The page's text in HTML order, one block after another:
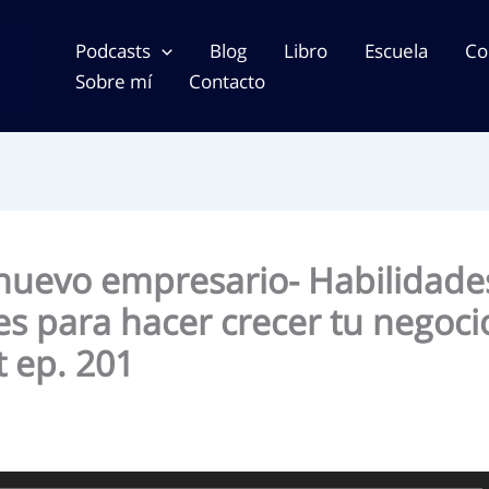
Podcasts Blog Libro Escuela
Sobre mí
Contacto
empresario-
para hacer crecer tu
201